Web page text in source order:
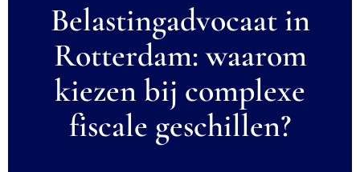
Belastingadvocaat in
Rotterdam: waarom
kiezen bij complexe
fiscale geschillen?